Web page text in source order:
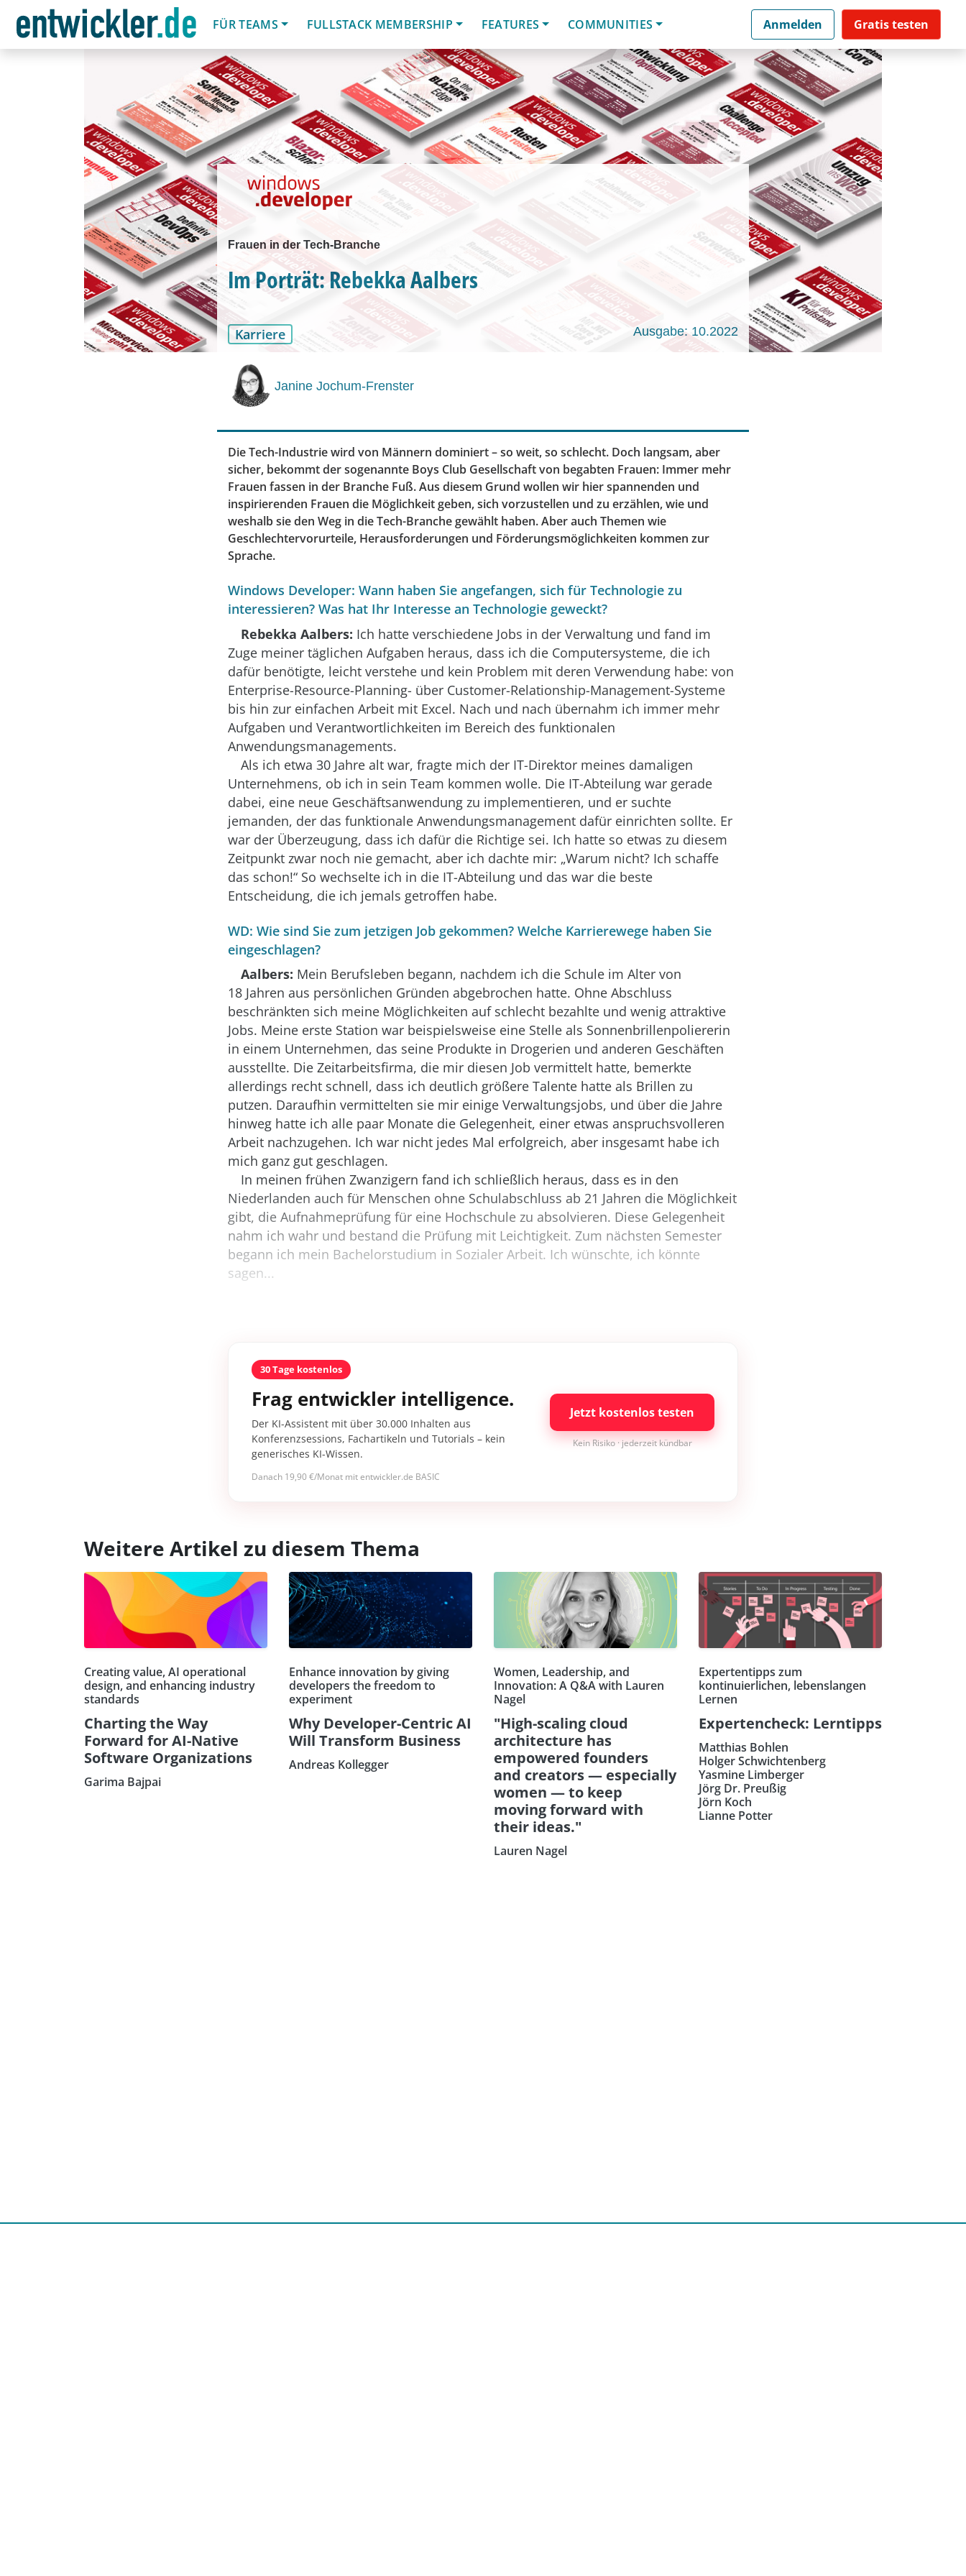
FÜR TEAMS
FULLSTACK MEMBERSHIP FEATURES COMMUNITIES Anmelden Gratis testen
Frauen in der Tech-Branche
Im Porträt: Rebekka Aalbers
Karriere Ausgabe: 10.2022
Janine Jochum-Frenster
Die Tech-Industrie wird von Männern dominiert – so weit, so schlecht. Doch langsam, aber
sicher, bekommt der sogenannte Boys Club Gesellschaft von begabten Frauen: Immer mehr
Frauen fassen in der Branche Fuß. Aus diesem Grund wollen wir hier spannenden und
inspirierenden Frauen die Möglichkeit geben, sich vorzustellen und zu erzählen, wie und
weshalb sie den Weg in die Tech-Branche gewählt haben. Aber auch Themen wie
Geschlechtervorurteile, Herausforderungen und Förderungsmöglichkeiten kommen zur
Sprache.
Windows Developer: Wann haben Sie angefangen, sich für Technologie zu
interessieren? Was hat Ihr Interesse an Technologie geweckt?
Rebekka Aalbers: Ich hatte verschiedene Jobs in der Verwaltung und fand im
Zuge meiner täglichen Aufgaben heraus, dass ich die Computersysteme, die ich
dafür benötigte, leicht verstehe und kein Problem mit deren Verwendung habe: von
Enterprise-Resource-Planning- über Customer-Relationship-Management-Systeme
bis hin zur einfachen Arbeit mit Excel. Nach und nach übernahm ich immer mehr
Aufgaben und Verantwortlichkeiten im Bereich des funktionalen
Anwendungsmanagements.
Als ich etwa 30 Jahre alt war, fragte mich der IT-Direktor meines damaligen
Unternehmens, ob ich in sein Team kommen wolle. Die IT-Abteilung war gerade
dabei, eine neue Geschäftsanwendung zu implementieren, und er suchte
jemanden, der das funktionale Anwendungsmanagement dafür einrichten sollte. Er
war der Überzeugung, dass ich dafür die Richtige sei. Ich hatte so etwas zu diesem
Zeitpunkt zwar noch nie gemacht, aber ich dachte mir: „Warum nicht? Ich schaffe
das schon!“ So wechselte ich in die IT-Abteilung und das war die beste
Entscheidung, die ich jemals getroffen habe.
WD: Wie sind Sie zum jetzigen Job gekommen? Welche Karrierewege haben Sie
eingeschlagen?
Aalbers: Mein Berufsleben begann, nachdem ich die Schule im Alter von
18 Jahren aus persönlichen Gründen abgebrochen hatte. Ohne Abschluss
beschränkten sich meine Möglichkeiten auf schlecht bezahlte und wenig attraktive
Jobs. Meine erste Station war beispielsweise eine Stelle als Sonnenbrillenpoliererin
in einem Unternehmen, das seine Produkte in Drogerien und anderen Geschäften
ausstellte. Die Zeitarbeitsfirma, die mir diesen Job vermittelt hatte, bemerkte
allerdings recht schnell, dass ich deutlich größere Talente hatte als Brillen zu
putzen. Daraufhin vermittelten sie mir einige Verwaltungsjobs, und über die Jahre
hinweg hatte ich alle paar Monate die Gelegenheit, einer etwas anspruchsvolleren
Arbeit nachzugehen. Ich war nicht jedes Mal erfolgreich, aber insgesamt habe ich
mich ganz gut geschlagen.
In meinen frühen Zwanzigern fand ich schließlich heraus, dass es in den
Niederlanden auch für Menschen ohne Schulabschluss ab 21 Jahren die Möglichkeit
gibt, die Aufnahmeprüfung für eine Hochschule zu absolvieren. Diese Gelegenheit
nahm ich wahr und bestand die Prüfung mit Leichtigkeit. Zum nächsten Semester
begann ich mein Bachelorstudium in Sozialer Arbeit. Ich wünschte, ich könnte
sagen...
30 Tage kostenlos
Frag entwickler intelligence.
Der KI-Assistent mit über 30.000 Inhalten aus
Konferenzsessions, Fachartikeln und Tutorials – kein
generisches KI-Wissen.
Danach 19,90 €/Monat mit entwickler.de BASIC
Jetzt kostenlos testen
Kein Risiko · jederzeit kündbar
Weitere Artikel zu diesem Thema
Creating value, AI operational
design, and enhancing industry
standards
Charting the Way
Forward for AI-Native
Software Organizations
Garima Bajpai
Enhance innovation by giving
developers the freedom to
experiment
Why Developer-Centric AI
Will Transform Business
Andreas Kollegger
Women, Leadership, and
Innovation: A Q&A with Lauren
Nagel
"High-scaling cloud
architecture has
empowered founders
and creators — especially
women — to keep
moving forward with
their ideas."
Lauren Nagel
Expertentipps zum
kontinuierlichen, lebenslangen
Lernen
Expertencheck: Lerntipps
Matthias Bohlen
Holger Schwichtenberg
Yasmine Limberger
Jörg Dr. Preußig
Jörn Koch
Lianne Potter